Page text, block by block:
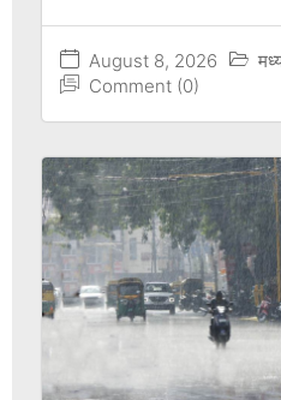
August 8, 2026
Comment (0)